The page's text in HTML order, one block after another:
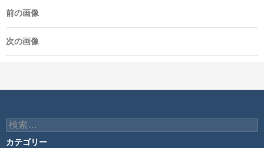
前の画像
次の画像
検
索:
カテゴリー